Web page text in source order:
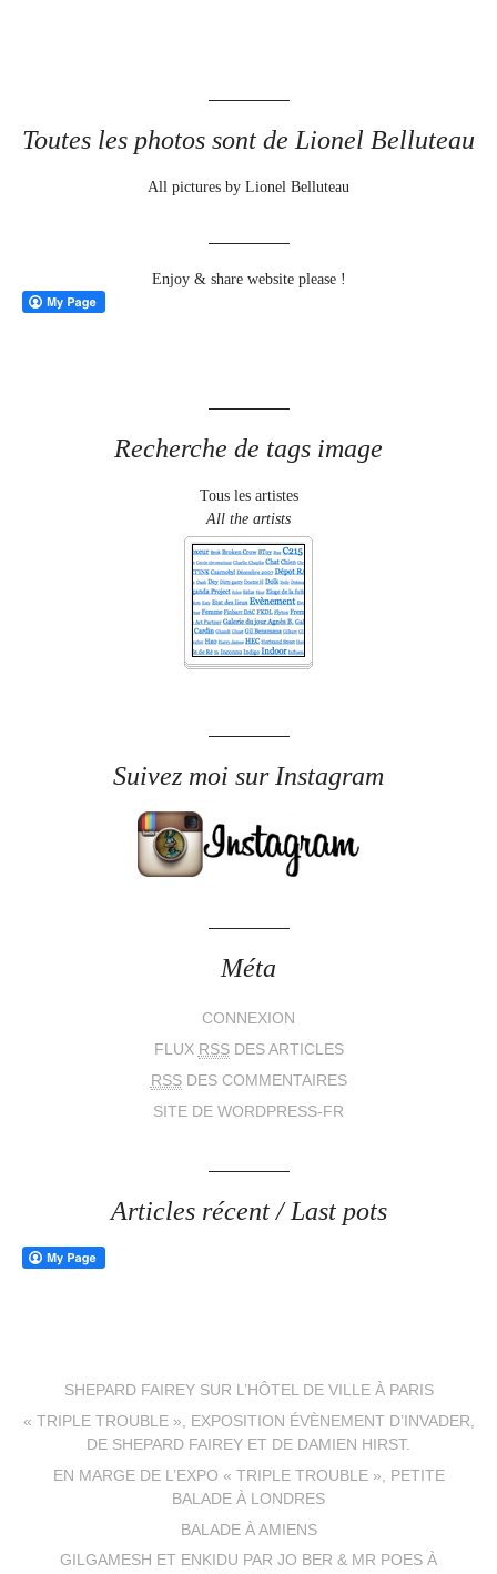
Toutes les photos sont de Lionel Belluteau
All pictures by Lionel Belluteau
Enjoy & share website please !
Recherche de tags image
Tous les artistes
All the artists
Suivez moi sur Instagram
Méta
CONNEXION
FLUX RSSDES ARTICLES
RSSDES COMMENTAIRES
SITE DE WORDPRESS-FR
Articles récent / Last pots
SHEPARD FAIREY SUR L’HÔTEL DE VILLE À PARIS
« TRIPLE TROUBLE », EXPOSITION ÉVÈNEMENT D’INVADER,
DE SHEPARD FAIREY ET DE DAMIEN HIRST.
EN MARGE DE L’EXPO « TRIPLE TROUBLE », PETITE
BALADE À LONDRES
BALADE À AMIENS
GILGAMESH ET ENKIDU PAR JO BER & MR POES À